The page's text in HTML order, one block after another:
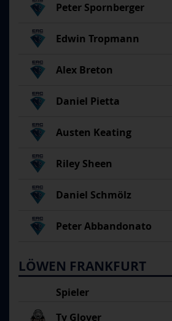
Peter Spornberger
Edwin Tropmann
Alex Breton
Daniel Pietta
Austen Keating
Riley Sheen
Daniel Schmölz
Peter Abbandonato
LÖWEN FRANKFURT
Spieler
Ty Glover